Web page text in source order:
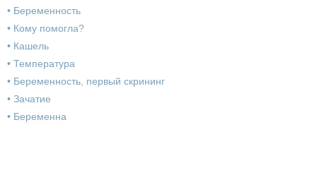
• Беременность
• Кому помогла?
• Кашель
• Температура
• Беременность, первый скрининг
• Зачатие
• Беременна